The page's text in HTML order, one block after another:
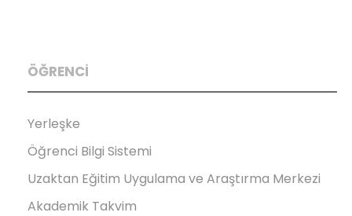
ÖĞRENCİ
Yerleşke
Öğrenci Bilgi Sistemi
Uzaktan Eğitim Uygulama ve Araştırma Merkezi
Akademik Takvim